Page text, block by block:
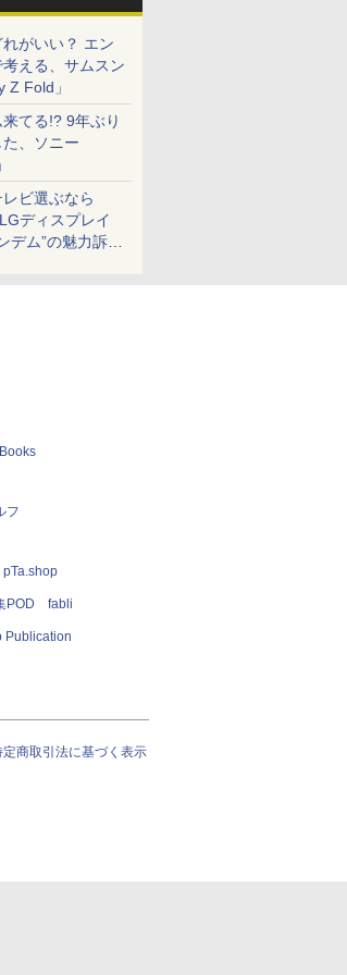
がいい？ エン
える、サムスン
Z Fold」
てる!? 9年ぶり
、ソニー
レビ選ぶなら
ディスプレイ
デム”の魅力訴
フ
POD fabli
Publication
定商取引法に基づく表示